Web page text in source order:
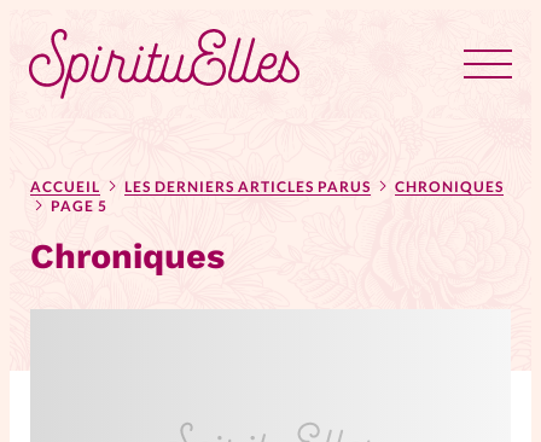
Tous les articles
Actus
Actus au féminin
Chroniques
Dossiers
ACCUEIL LES DERNIERS ARTICLES PARUS
CHRONIQUES
PAGE 5
Chroniques